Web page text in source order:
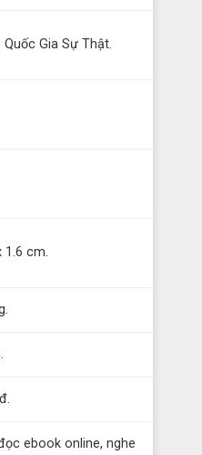
Quốc Gia Sự Thật.
1.6 cm.
ebook online, nghe